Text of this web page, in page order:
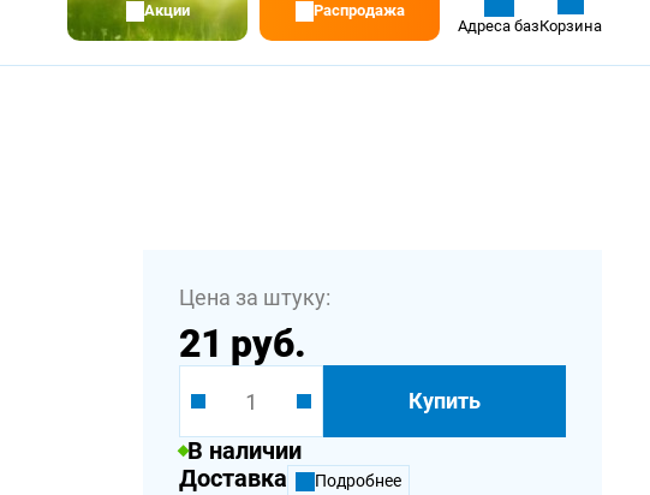
Акции
Распродажа
Адреса базКорзина
Цена за штуку:
21 руб.
Купить
В наличии
Доставка
Подробнее